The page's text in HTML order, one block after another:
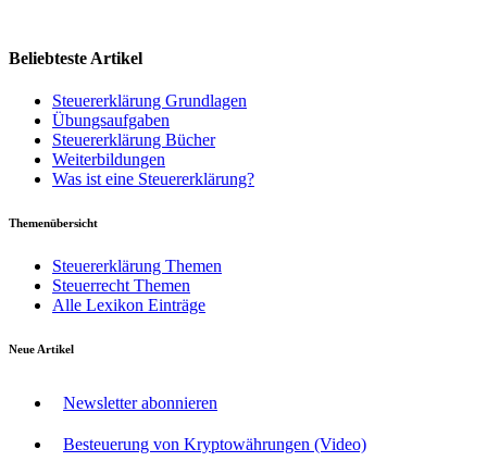
Beliebteste Artikel
Steuererklärung Grundlagen
Übungsaufgaben
Steuererklärung Bücher
Weiterbildungen
Was ist eine Steuererklärung?
Themenübersicht
Steuererklärung Themen
Steuerrecht Themen
Alle Lexikon Einträge
Neue Artikel
Newsletter abonnieren
Besteuerung von Kryptowährungen (Video)